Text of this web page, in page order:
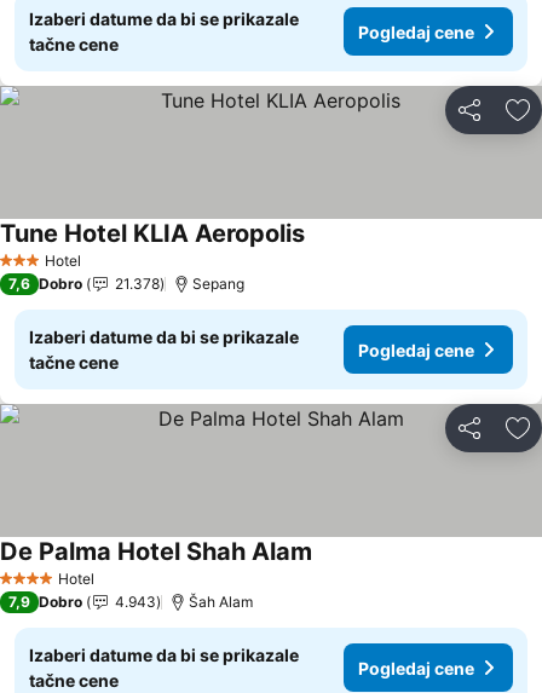
Izaberi datume da bi se prikazale
tačne cene
Pogledaj cene
Deli
3 Zvezdice
Hotel
Tune Hotel KLIA AeropolisPogledaj cene
7,6 Dobro 21.378 Sepang
Izaberi datume da bi se prikazale
tačne cene
Pogledaj cene
Deli
4 ZvezdiceHotel
De Palma Hotel Shah Alam
7,9 Dobro 4.943 Šah Alam
Izaberi datume da bi se prikazale
tačne cene
Pogledaj cene